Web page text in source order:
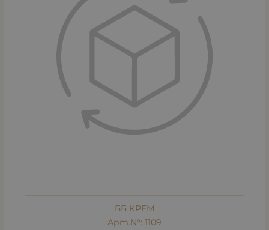
ББ КРЕМ
Арт.№: 1109